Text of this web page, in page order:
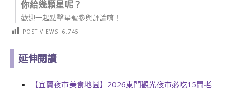
你給幾顆星呢？
歡迎一起點擊星號參與評論唷！
POST VIEWS: 6,745
延伸閱讀
【宜蘭夜市美食地圖】2026東門觀光夜市必吃15間老